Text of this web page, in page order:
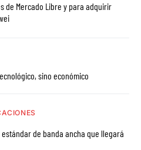
de Mercado Libre y para adquirir
sino económico
estándar de banda ancha que llegará